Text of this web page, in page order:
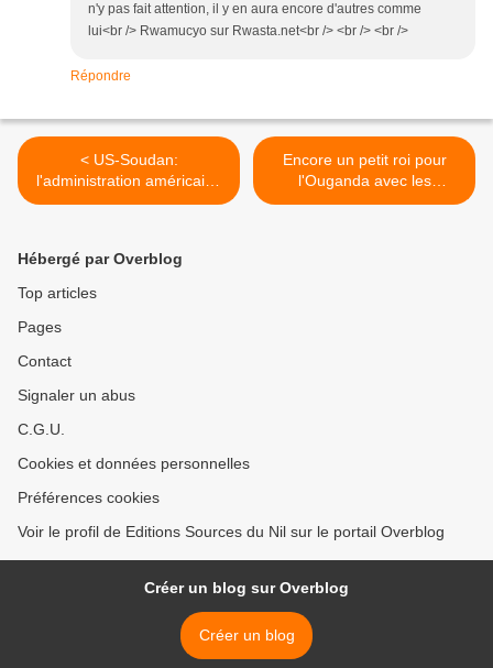
n'y pas fait attention, il y en aura encore d'autres comme
lui<br /> Rwamucyo sur Rwasta.net<br /> <br /> <br />
Répondre
< US-Soudan:
l'administration américaine
change le fusil d'épaule
Encore un petit roi pour
l'Ouganda avec les
couleurs du ... Rwanda >
Hébergé par Overblog
Top articles
Pages
Contact
Signaler un abus
C.G.U.
Cookies et données personnelles
Préférences cookies
Voir le profil de Editions Sources du Nil sur le portail Overblog
Créer un blog sur Overblog
Créer un blog